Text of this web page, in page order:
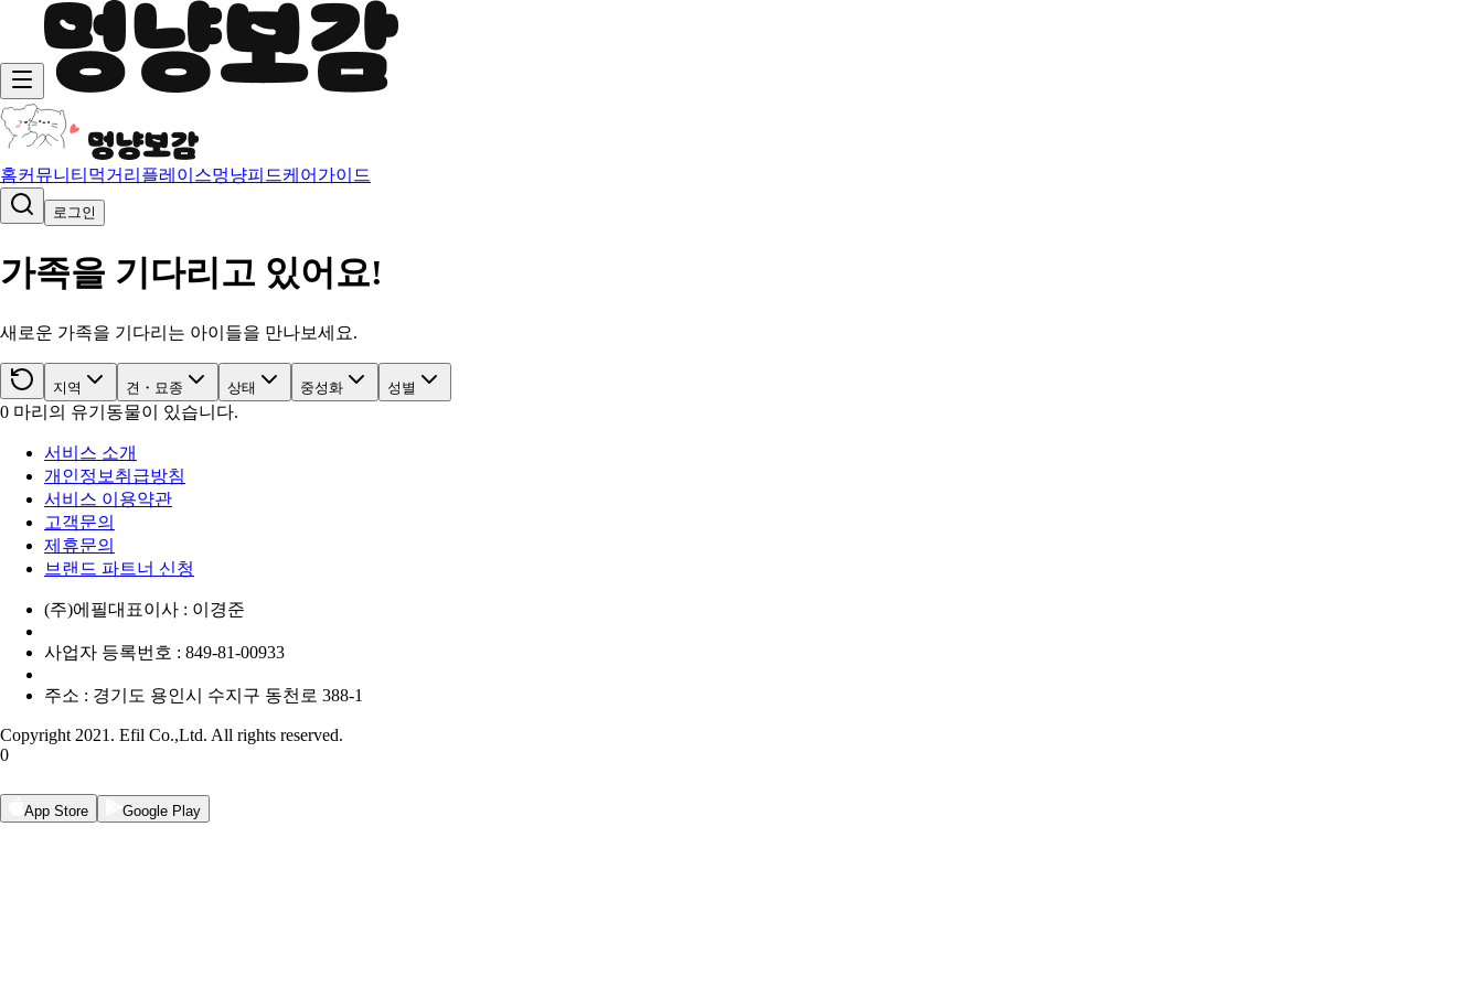
홈커뮤니티 먹거리 플레이스멍냥피드케어가이드
로그인
가족을 기다리고 있어요!
새로운 가족을 기다리는 아이들을 만나보세요.
지역 견・묘종 상태 중성화 성별
0 마리의 유기동물이 있습니다.
서비스 소개
개인정보취급방침
서비스 이용약관
고객문의
제휴문의
브랜드 파트너 신청
(주)에필대표이사 : 이경준
사업자 등록번호 : 849-81-00933
주소 : 경기도 용인시 수지구 동천로 388-1
Copyright 2021. Efil Co.,Ltd. All rights reserved.
0
App Store Google Play